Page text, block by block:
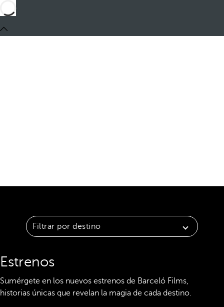
Filtrar por destino
Estrenos
Sumérgete en los nuevos estrenos de Barceló Films,
historias únicas que revelan la magia de cada destino.